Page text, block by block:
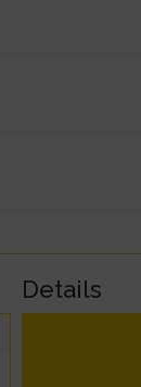
Details